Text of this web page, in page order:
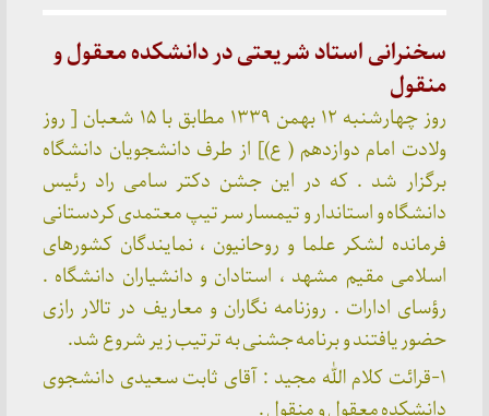
سخنرانی استاد شریعتی در دانشکده معقول و
منقول
روز چهارشنبه ۱۲ بهمن ۱۳۳۹ مطابق با ۱۵ شعبان [ روز
ولادت امام دوازدهم ( ع)] از طرف دانشجویان دانشگاه
برگزار شد . که در این جشن دکتر سامی راد رئيس
دانشگاه و استاندار و تیمسار سر تیپ معتمدی کردستانی
فرمانده لشکر علما و روحانیون ، نمایندگان کشورهای
اسلامی مقیم مشهد ، استادان و دانشیاران دانشگاه .
رؤسای ادارات . روزنامه نگاران و معاریف در تالار رازی
حضور یافتند و برنامه جشنی به ترتیب زیر شروع شد.
۱-قرائت کلام الله مجید : آقای ثابت سعیدی دانشجوی